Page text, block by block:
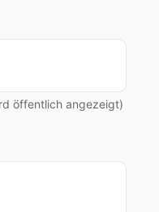
öffentlich angezeigt)